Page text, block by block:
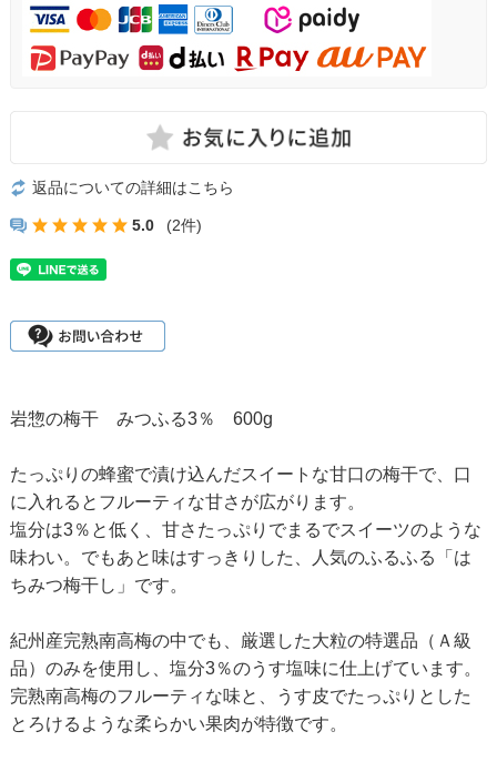
返品についての詳細はこちら
5.0 (2件)
岩惣の梅干 みつふる3％ 600g
たっぷりの蜂蜜で漬け込んだスイートな甘口の梅干で、口
に入れるとフルーティな甘さが広がります。
塩分は3％と低く、甘さたっぷりでまるでスイーツのような
味わい。でもあと味はすっきりした、人気のふるふる「は
ちみつ梅干し」です。
紀州産完熟南高梅の中でも、厳選した大粒の特選品（Ａ級
品）のみを使用し、塩分3％のうす塩味に仕上げています。
完熟南高梅のフルーティな味と、うす皮でたっぷりとした
とろけるような柔らかい果肉が特徴です。